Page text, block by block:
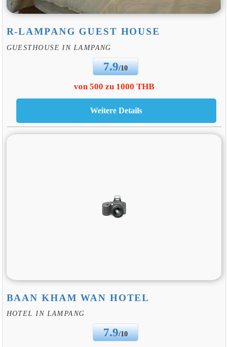
R-LAMPANG GUEST HOUSE
GUESTHOUSE IN LAMPANG
7.9/10
von 500 zu 1000 THB
BAAN KHAM WAN HOTEL
HOTEL IN LAMPANG
7.9/10